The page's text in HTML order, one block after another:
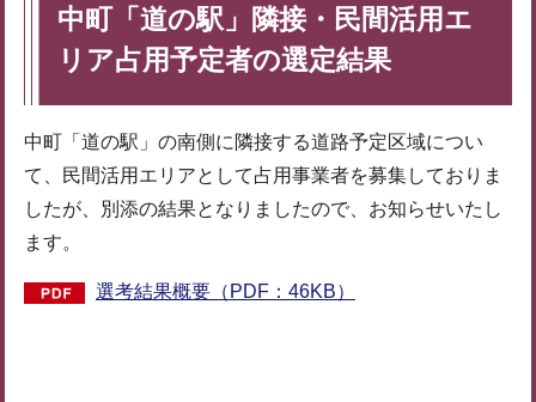
中町「道の駅」隣接・民間活用エ
リア占用予定者の選定結果
中町「道の駅」の南側に隣接する道路予定区域につい
て、民間活用エリアとして占用事業者を募集しておりま
したが、別添の結果となりましたので、お知らせいたし
ます。
選考結果概要（PDF：46KB）